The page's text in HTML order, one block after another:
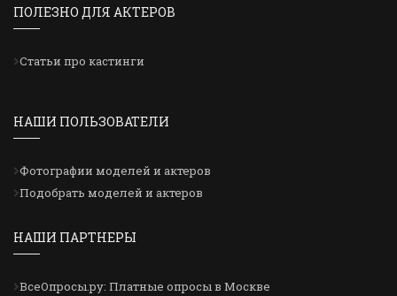
ПОЛЕЗНО ДЛЯ АКТЕРОВ
Статьи про кастинги
НАШИ ПОЛЬЗОВАТЕЛИ
Фотографии моделей и актеров
Подобрать моделей и актеров
НАШИ ПАРТНЕРЫ
ВсеОпросы.ру: Платные опросы в Москве